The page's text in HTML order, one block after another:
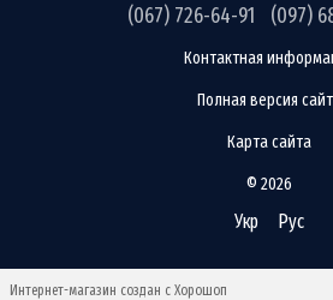
(067) 726-64-91 (097)
Контактная
Полная версия
Карта сайта
© 2026
Укр Рус
Интернет-магазин создан с Хорошоп